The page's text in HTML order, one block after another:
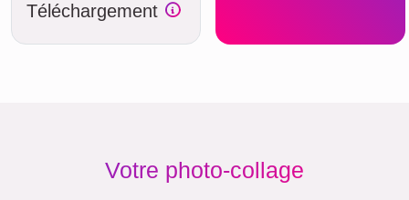
Téléchargement
Votre photo-collage